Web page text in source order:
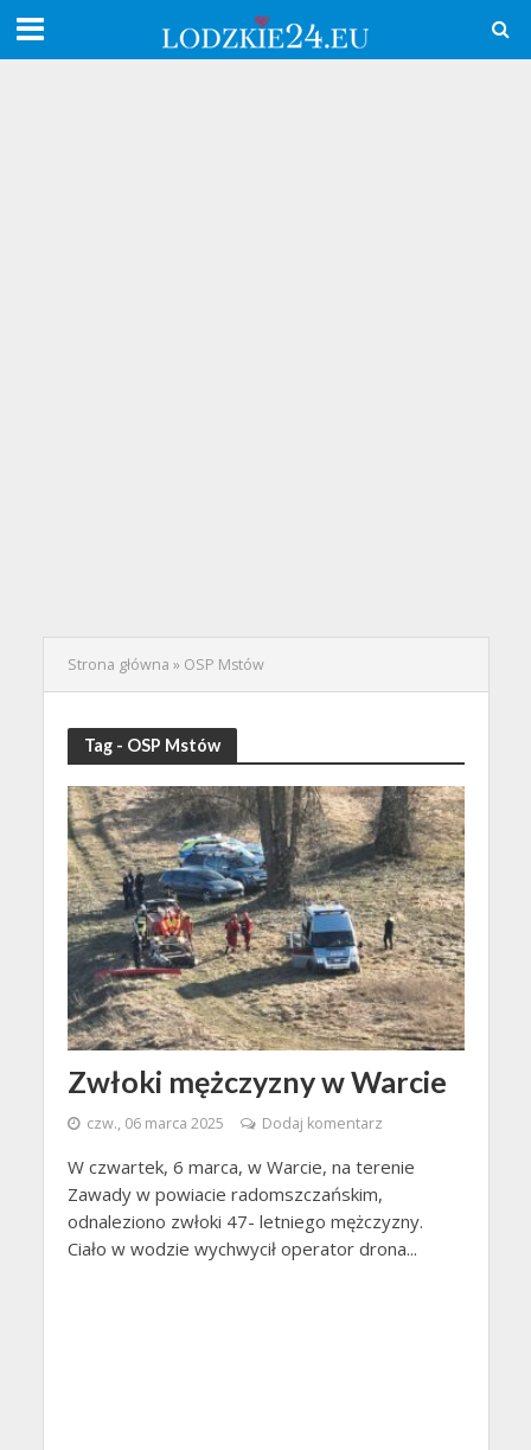
Strona główna » OSP Mstów
Tag - OSP Mstów
Zwłoki mężczyzny w Warcie
czw., 06 marca 2025 Dodaj komentarz
W czwartek, 6 marca, w Warcie, na terenie
Zawady w powiacie radomszczańskim,
odnaleziono zwłoki 47- letniego mężczyzny.
Ciało w wodzie wychwycił operator drona...